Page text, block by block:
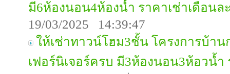
มี6ห้องนอน4ห้องน้ำ ราคาเช่าเดือนล
19/03/2025 14:39:47
ให้เช่าทาวน์โฮม3ชั้น โครงการบ้าน
เฟอร์นิเจอร์ครบ มี3ห้องนอน3ห้อวน้ำ